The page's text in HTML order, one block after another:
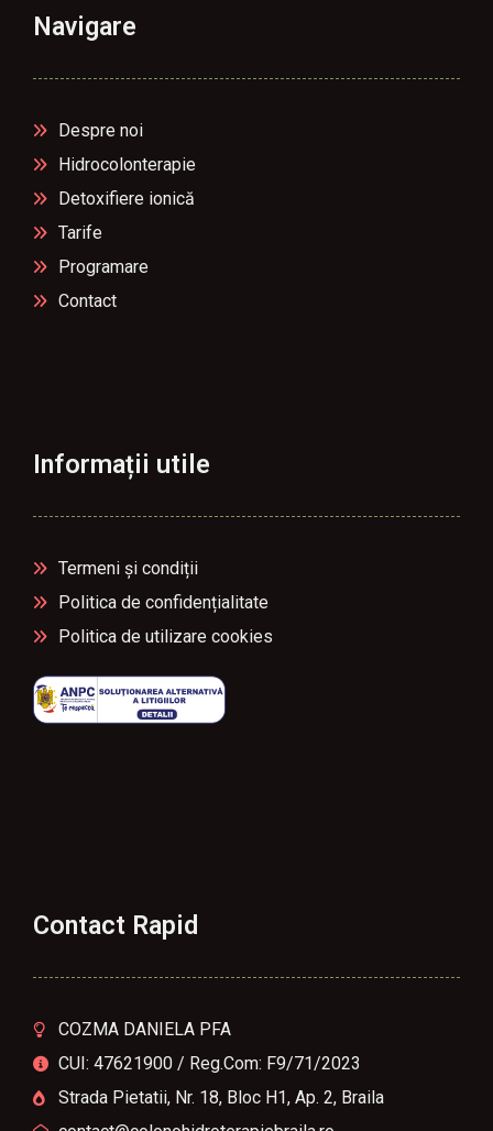
Navigare
Despre noi
Hidrocolonterapie
Detoxifiere ionică
Tarife
Programare
Contact
Informații utile
Termeni și condiții
Politica de confidențialitate
Politica de utilizare cookies
Contact Rapid
COZMA DANIELA PFA
CUI: 47621900 / Reg.Com: F9/71/2023
Strada Pietatii, Nr. 18, Bloc H1, Ap. 2, Braila